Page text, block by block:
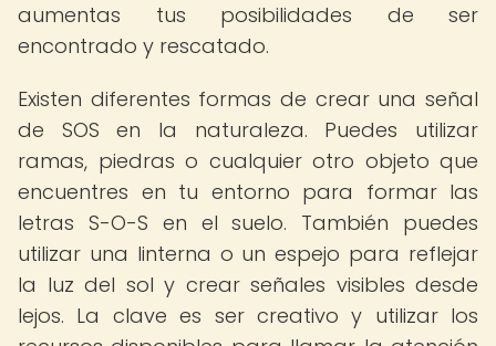
aumentas tus posibilidades de ser
encontrado y rescatado.
Existen diferentes formas de crear una señal
de SOS en la naturaleza. Puedes utilizar
ramas, piedras o cualquier otro objeto que
encuentres en tu entorno para formar las
letras S-O-S en el suelo. También puedes
utilizar una linterna o un espejo para reflejar
la luz del sol y crear señales visibles desde
lejos. La clave es ser creativo y utilizar los